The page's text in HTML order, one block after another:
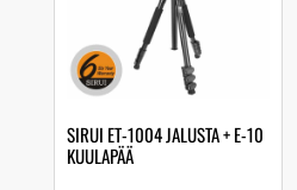
SIRUI ET-1004 JALUSTA + E-10
KUULAPÄÄ